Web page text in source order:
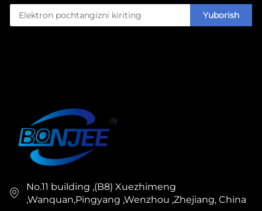
Yuborish
No.11 building ,(B8) Xuezhimeng
,Wanquan,Pingyang ,Wenzhou ,Zhejiang, China